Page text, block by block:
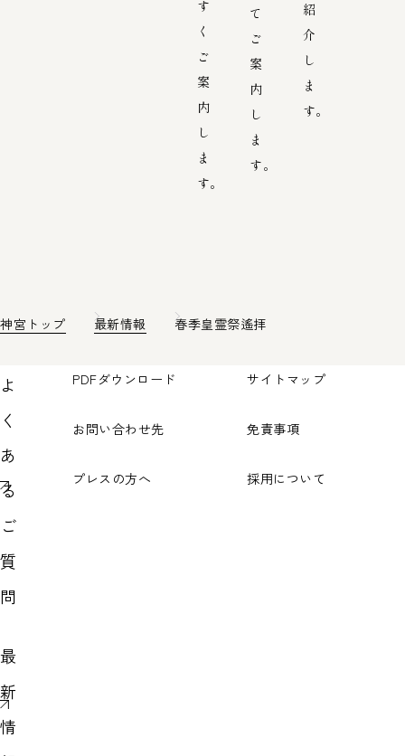
す
く
ご
案
内
し
ま
す。
て
ご
案
内
し
ま
す。
紹
介
し
ま
す。
神宮トップ 最新情報 春季皇霊祭遙拝
よ
く
あ
る
ご
質
問
最
新
情
PDFダウンロード サイトマップ
お問い合わせ先 免責事項
プレスの方へ 採用について